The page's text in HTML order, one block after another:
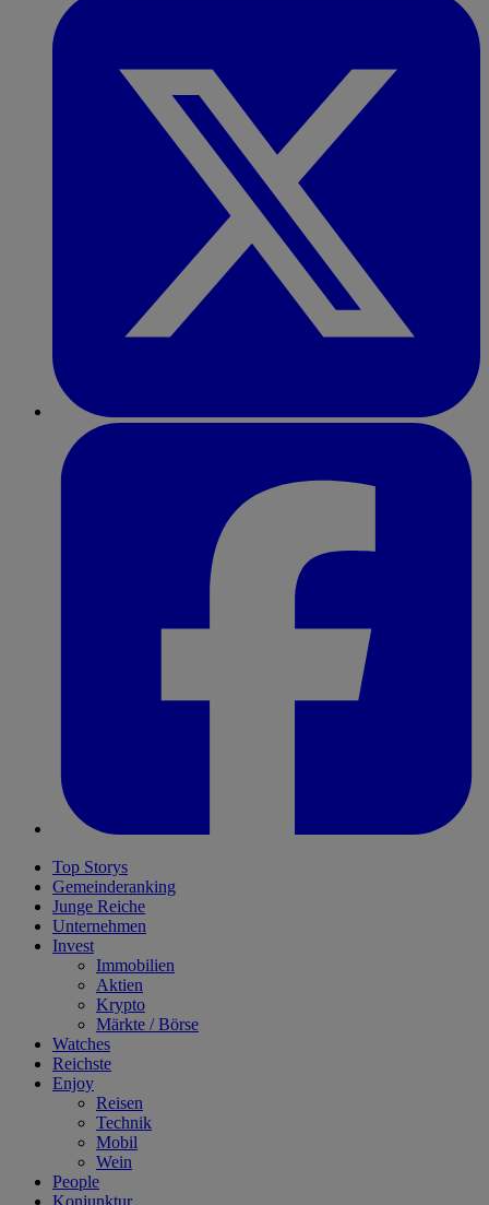
Top Storys
Gemeinderanking
Junge Reiche
Unternehmen
Invest
Immobilien
Aktien
Krypto
Märkte / Börse
Watches
Reichste
Enjoy
Reisen
Technik
Mobil
Wein
People
Konjunktur